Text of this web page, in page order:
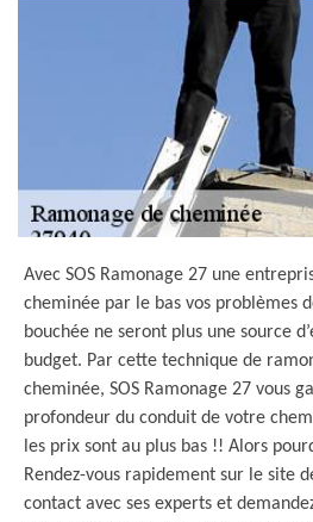
Avec SOS Ramonage 27 une
cheminée par le bas vos problèmes
bouchée ne seront plus une source
budget. Par cette technique de
cheminée, SOS Ramonage 27 vous
profondeur du conduit de votre
les prix sont au plus bas !! Alors
Rendez-vous rapidement sur le site
contact avec ses experts et